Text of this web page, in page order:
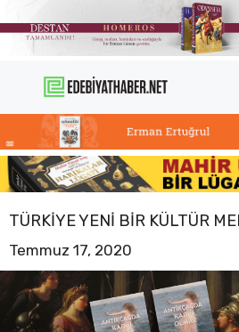
atla
TÜRKIYE YENI BIR KÜLTÜR
Temmuz 17, 2020